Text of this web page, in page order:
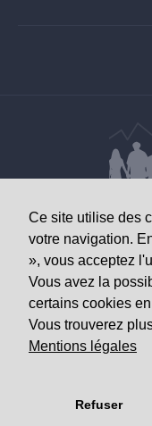
Ce site utilise des
votre navigation.
», vous acceptez
Vous avez la
certains cookies
Vous trouverez
Mentions légales
Refuser
Av. Grand-
1950 Sion
Tél+41 27